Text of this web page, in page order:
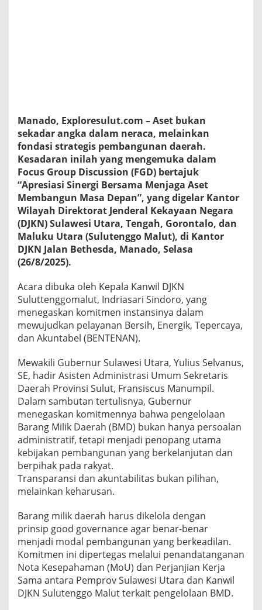
m
e
w
u
j
u
d
k
a
n
O
p
t
m
l
n
y
T
a
a
K
l
o
l
a
A
s
e
t
Manado, Exploresulut.com – Aset bukan
sekadar angka dalam neraca, melainkan
fondasi strategis pembangunan daerah.
Kesadaran inilah yang mengemuka dalam
Focus Group Discussion (FGD) bertajuk
“Apresiasi Sinergi Bersama Menjaga Aset
Membangun Masa Depan”, yang digelar Kantor
Wilayah Direktorat Jenderal Kekayaan Negara
(DJKN) Sulawesi Utara, Tengah, Gorontalo, dan
Maluku Utara (Sulutenggo Malut), di Kantor
DJKN Jalan Bethesda, Manado, Selasa
(26/8/2025).
Acara dibuka oleh Kepala Kanwil DJKN
Suluttenggomalut, Indriasari Sindoro, yang
menegaskan komitmen instansinya dalam
mewujudkan pelayanan Bersih, Energik, Tepercaya,
dan Akuntabel (BENTENAN).
Mewakili Gubernur Sulawesi Utara, Yulius Selvanus,
SE, hadir Asisten Administrasi Umum Sekretaris
Daerah Provinsi Sulut, Fransiscus Manumpil.
Dalam sambutan tertulisnya, Gubernur
menegaskan komitmennya bahwa pengelolaan
Barang Milik Daerah (BMD) bukan hanya persoalan
administratif, tetapi menjadi penopang utama
kebijakan pembangunan yang berkelanjutan dan
berpihak pada rakyat.
Transparansi dan akuntabilitas bukan pilihan,
melainkan keharusan.
Barang milik daerah harus dikelola dengan
prinsip good governance agar benar-benar
menjadi modal pembangunan yang berkeadilan.
Komitmen ini dipertegas melalui penandatanganan
Nota Kesepahaman (MoU) dan Perjanjian Kerja
Sama antara Pemprov Sulawesi Utara dan Kanwil
DJKN Sulutenggo Malut terkait pengelolaan BMD.